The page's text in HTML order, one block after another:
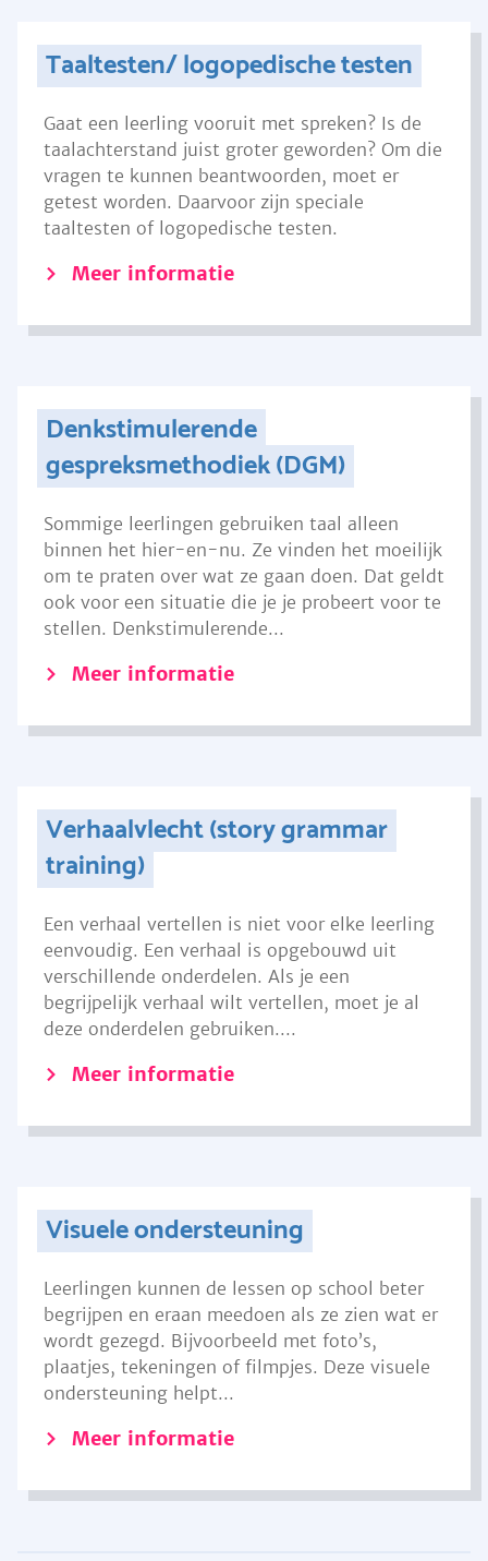
Taaltesten/ logopedische testen
Gaat een leerling vooruit met spreken? Is de
taalachterstand juist groter geworden? Om die
vragen te kunnen beantwoorden, moet er
getest worden. Daarvoor zijn speciale
taaltesten of logopedische testen.
Meer informatie
Denkstimulerende
gespreksmethodiek (DGM)
Sommige leerlingen gebruiken taal alleen
binnen het hier-en-nu. Ze vinden het moeilijk
om te praten over wat ze gaan doen. Dat geldt
ook voor een situatie die je je probeert voor te
stellen. Denkstimulerende...
Meer informatie
Verhaalvlecht (story grammar
training)
Een verhaal vertellen is niet voor elke leerling
eenvoudig. Een verhaal is opgebouwd uit
verschillende onderdelen. Als je een
begrijpelijk verhaal wilt vertellen, moet je al
deze onderdelen gebruiken....
Meer informatie
Visuele ondersteuning
Leerlingen kunnen de lessen op school beter
begrijpen en eraan meedoen als ze zien wat er
wordt gezegd. Bijvoorbeeld met foto’s,
plaatjes, tekeningen of filmpjes. Deze visuele
ondersteuning helpt...
Meer informatie